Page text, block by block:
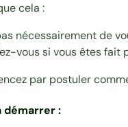
cela :
nécessairement de
vous si vous êtes fait
par postuler
démarrer :